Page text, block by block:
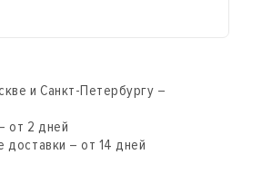
и Санкт-Петербургу –
от 2 дней
– от 14 дней